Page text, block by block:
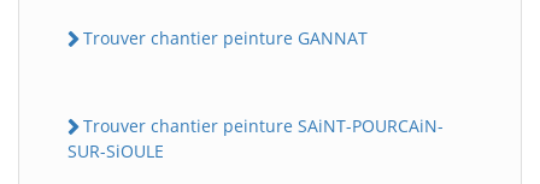
Trouver chantier peinture GANNAT
Trouver chantier peinture SAiNT-POURCAiN-
SUR-SiOULE